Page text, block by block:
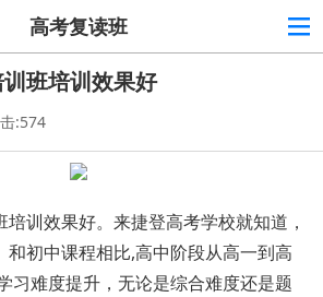
高考复读班
班培训效果好
:574
培训效果好。来捷登高考学校就‌知道，
和初中课程相比,高中阶段从高一到高
习难度提升，无论是综合难度还是题